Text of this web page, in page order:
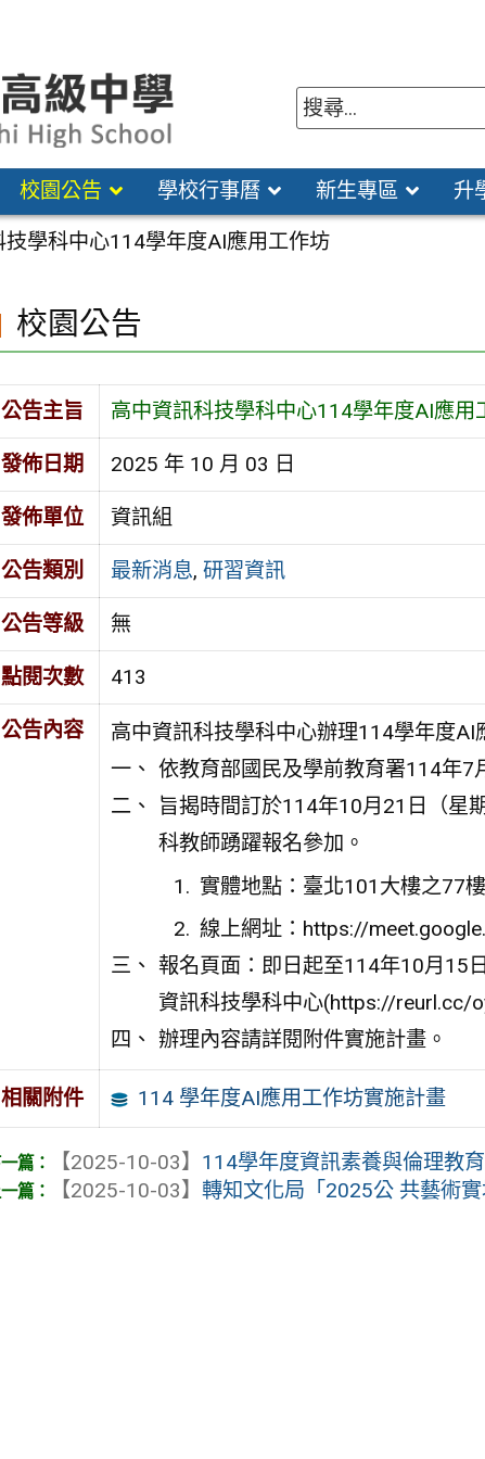
校園公告 學校行事曆 新生專區 升
技學科中心114學年度AI應用工作坊
校園公告
公告主旨 高中資訊科技學科中心114學年度AI應用
發佈日期 2025 年 10 月 03 日
發佈單位 資訊組
公告類別 最新消息, 研習資訊
公告等級 無
點閱次數 413
公告內容
高中資訊科技學科中心辦理114學年度AI
依教育部國民及學前教育署114年7
旨揭時間訂於114年10月21日（星
科教師踴躍報名參加。
實體地點：臺北101大樓之77樓
線上網址：https://
報名頁面：即日起至114年10月15
資訊科技學科中心(https://reurl.cc/
辦理內容請詳閱附件實施計畫。
相關附件 114 學年度AI應用工作坊實施計畫
【2025-10-03】 114學年度資訊素養與倫理教
【2025-10-03】轉知文化局「2025公 共藝術實